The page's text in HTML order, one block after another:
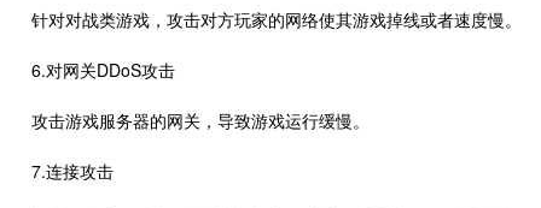
针对对战类游戏，攻击对方玩家的网络使其游戏掉线或者速度慢。
6.对网关DDoS攻击
攻击游戏服务器的网关，导致游戏运行缓慢。
7.连接攻击